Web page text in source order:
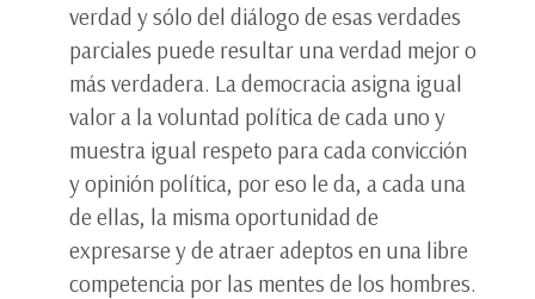
verdad y sólo del diálogo de esas verdades
parciales puede resultar una verdad mejor o
más verdadera. La democracia asigna igual
valor a la voluntad política de cada uno y
muestra igual respeto para cada convicción
y opinión política, por eso le da, a cada una
de ellas, la misma oportunidad de
expresarse y de atraer adeptos en una libre
competencia por las mentes de los hombres.